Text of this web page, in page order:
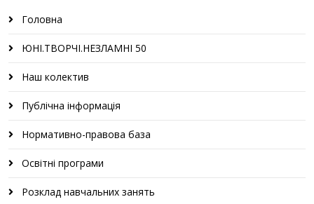
Головна
ЮНІ.ТВОРЧІ.НЕЗЛАМНІ 50
Наш колектив
Публічна інформація
Нормативно-правова база
Освітні програми
Розклад навчальних занять